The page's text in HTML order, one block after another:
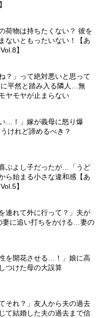
荷物は持ちたくない？ 彼を
ないともったいない！【あ
】
？」って絶対悪いと思って
平然と踏み入る隣人…無
ヤモヤが止まらない
…！」嫁が義母に怒り爆
けれど諦めるべき？
ぶよし子だったが…「うど
ら始まる小さな違和感【あ
】
連れて外に行って？」夫が
妻に追い打ちをかける…妻の
を開花させる…！」娘に高
つけた母の大誤算
それ？」友人から夫の過去
て結婚した夫の過去まで信